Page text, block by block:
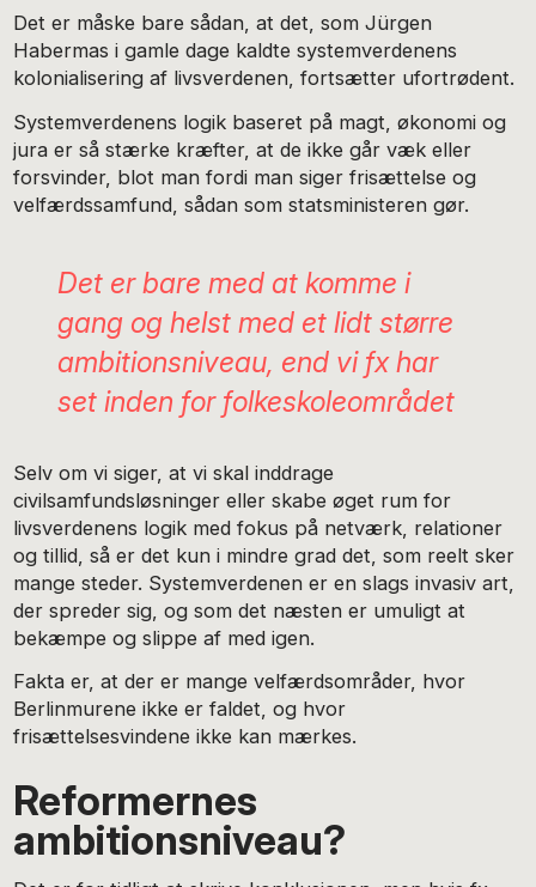
Det er måske bare sådan, at det, som Jürgen
Habermas i gamle dage kaldte systemverdenens
kolonialisering af livsverdenen, fortsætter ufortrødent.
Systemverdenens logik baseret på magt, økonomi og
jura er så stærke kræfter, at de ikke går væk eller
forsvinder, blot man fordi man siger frisættelse og
velfærdssamfund, sådan som statsministeren gør.
Det er bare med at komme i
gang og helst med et lidt større
ambitionsniveau, end vi fx har
set inden for folkeskoleområdet
Selv om vi siger, at vi skal inddrage
civilsamfundsløsninger eller skabe øget rum for
livsverdenens logik med fokus på netværk, relationer
og tillid, så er det kun i mindre grad det, som reelt sker
mange steder. Systemverdenen er en slags invasiv art,
der spreder sig, og som det næsten er umuligt at
bekæmpe og slippe af med igen.
Fakta er, at der er mange velfærdsområder, hvor
Berlinmurene ikke er faldet, og hvor
frisættelsesvindene ikke kan mærkes.
Reformernes
ambitionsniveau?